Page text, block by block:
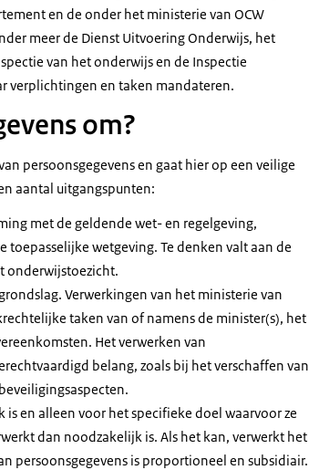
en de onder het ministerie van OCW
meer de Dienst Uitvoering Onderwijs, het
van het onderwijs en de Inspectie
verplichtingen en taken mandateren.
om?
persoonsgegevens en gaat hier op een veilige
aantal uitgangspunten:
met de geldende wet- en regelgeving,
toepasselijke wetgeving. Te denken valt aan de
onderwijstoezicht.
Verwerkingen van het ministerie van
taken van of namens de minister(s), het
Het verwerken van
belang, zoals bij het verschaffen van
en alleen voor het specifieke doel waarvoor ze
dan noodzakelijk is. Als het kan, verwerkt het
persoonsgegevens is proportioneel en subsidiair.